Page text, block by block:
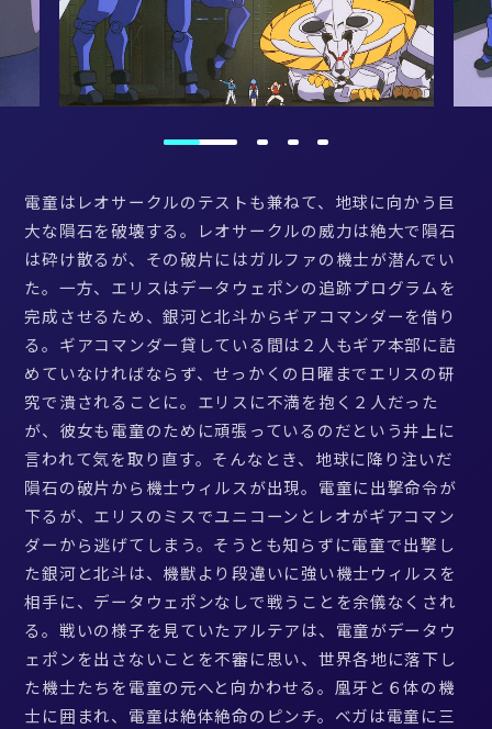
電童はレオサークルのテストも兼ねて、地球に向かう巨
大な隕石を破壊する。レオサークルの威力は絶大で隕石
は砕け散るが、その破片にはガルファの機士が潜んでい
た。一方、エリスはデータウェポンの追跡プログラムを
完成させるため、銀河と北斗からギアコマンダーを借り
る。ギアコマンダー貸している間は２人もギア本部に詰
めていなければならず、せっかくの日曜までエリスの研
究で潰されることに。エリスに不満を抱く２人だった
が、彼女も電童のために頑張っているのだという井上に
言われて気を取り直す。そんなとき、地球に降り注いだ
隕石の破片から機士ウィルスが出現。電童に出撃命令が
下るが、エリスのミスでユニコーンとレオがギアコマン
ダーから逃げてしまう。そうとも知らずに電童で出撃し
た銀河と北斗は、機獣より段違いに強い機士ウィルスを
相手に、データウェポンなしで戦うことを余儀なくされ
る。戦いの様子を見ていたアルテアは、電童がデータウ
ェポンを出さないことを不審に思い、世界各地に落下し
た機士たちを電童の元へと向かわせる。凰牙と６体の機
士に囲まれ、電童は絶体絶命のピンチ。ベガは電童に三